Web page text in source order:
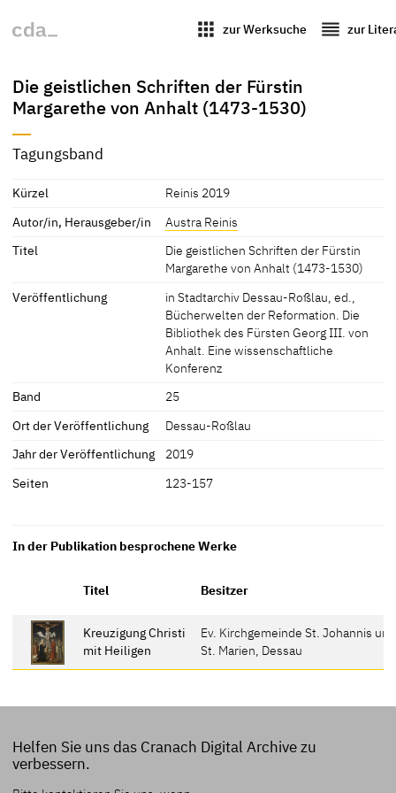
apps zur Werksuche reorder zur
Die geistlichen Schriften der Fürstin
Margarethe von Anhalt (1473-1530)
Tagungsband
Kürzel
Reinis 2019
Autor/in, Herausgeber/in
Austra Reinis
Titel
Die geistlichen Schriften der Fürstin
Margarethe von Anhalt (1473-1530)
Veröffentlichung
in Stadtarchiv Dessau-Roßlau, ed.,
Bücherwelten der Reformation. Die
Bibliothek des Fürsten Georg III. von
Anhalt. Eine wissenschaftliche
Konferenz
Band
25
Ort der Veröffentlichung
Dessau-Roßlau
Jahr der Veröffentlichung
2019
Seiten
123-157
In der Publikation besprochene Werke
Titel Besitzer
Kreuzigung Christi
mit Heiligen
Ev. Kirchgemeinde St. Johannis und
St. Marien, Dessau
Helfen Sie uns das Cranach Digital Archive zu
verbessern.